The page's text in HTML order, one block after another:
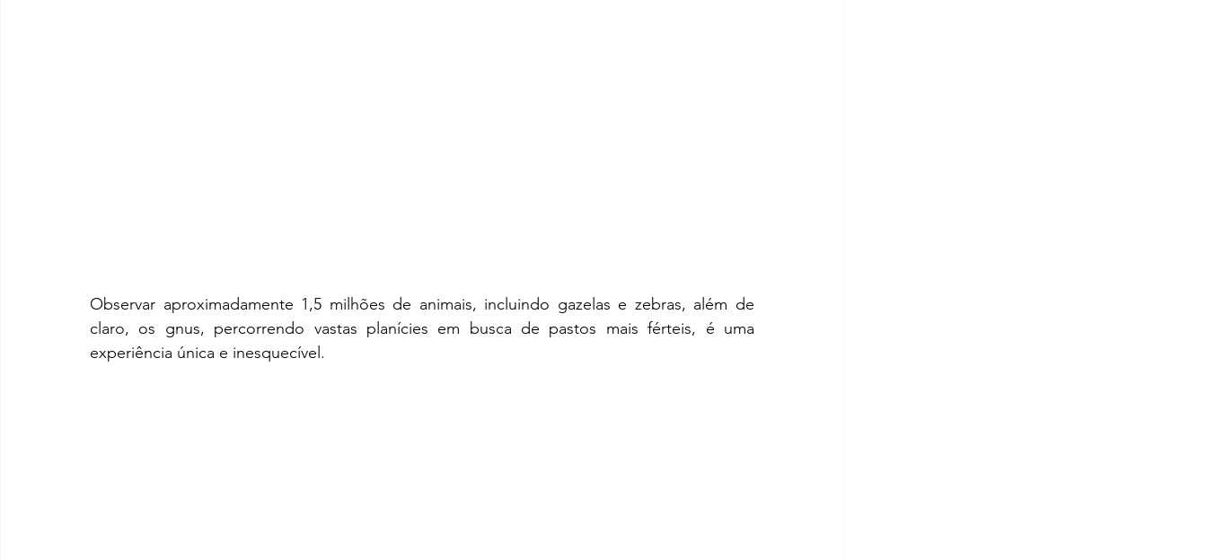
Observar aproximadamente 1,5 milhões de animais, incluindo gazelas e zebras, além de
claro, os gnus, percorrendo vastas planícies em busca de pastos mais férteis, é uma
experiência única e inesquecível.